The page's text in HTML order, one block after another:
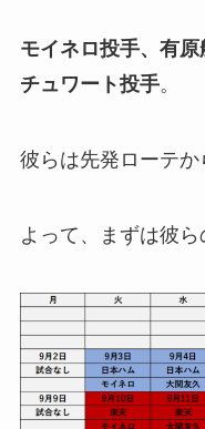
モイネロ投手、有
チュワート投手。
彼らは先発ローテか
よって、まずは彼ら